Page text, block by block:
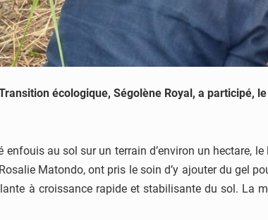
écologique, Ségolène Royal, a participé,
enfouis au sol sur un terrain d’environ un hectare,
Matondo, ont pris le soin d’y ajouter du gel
à croissance rapide et stabilisante du sol.